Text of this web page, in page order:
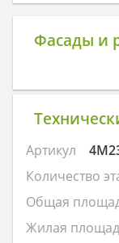
Фасады и
Артикул
Количество
Общая
Жилая